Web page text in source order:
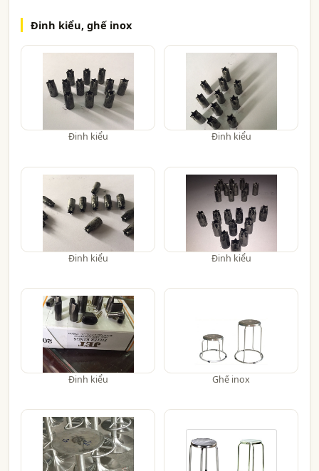
Đinh kiểu, ghế inox
Đinh kiểu Đinh kiểu
Đinh kiểu Đinh kiểu
Đinh kiểu Ghế inox